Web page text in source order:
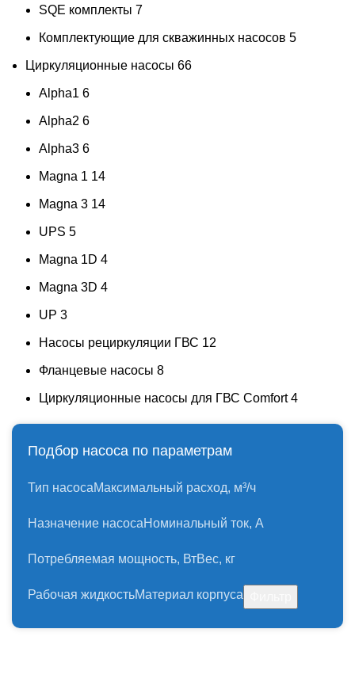
SQE комплекты 7
Комплектующие для скважинных насосов 5
Циркуляционные насосы 66
Alpha1 6
Alpha2 6
Alpha3 6
Magna 1 14
Magna 3 14
UPS 5
Magna 1D 4
Magna 3D 4
UP 3
Насосы рециркуляции ГВС 12
Фланцевые насосы 8
Циркуляционные насосы для ГВС Comfort 4
Подбор насоса по параметрам
Тип насосаМаксимальный расход, м³/ч
Назначение насосаНоминальный ток, А
Потребляемая мощность, ВтВес, кг
Рабочая жидкостьМатериал корпуса